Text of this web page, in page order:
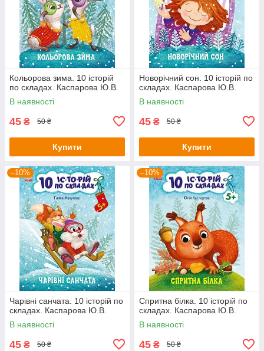
Кольорова зима. 10 історій
по складах. Каспарова Ю.В.
В наявності
45 ₴ 50 ₴
Купити
Новорічний сон. 10 історій по
складах. Каспарова Ю.В.
В наявності
45 ₴ 50 ₴
Купити
–10%
Чарівні санчата. 10 історій по
складах. Каспарова Ю.В.
В наявності
45 ₴ 50 ₴
–10%
Спритна білка. 10 історій по
складах. Каспарова Ю.В.
В наявності
45 ₴ 50 ₴